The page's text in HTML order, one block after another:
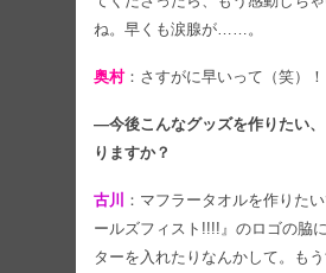
ね。早くも涙腺が……。
奥村：さすがに早いって（笑）！
―今後こんなグッズを作りたい
りますか？
古川
：マフラータオルを作りた
ールズフィスト!!!!』のロゴの脇
ターを入れたりなんかして。も